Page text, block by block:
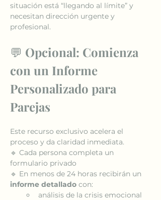
situación está “llegando al límite” y
necesitan dirección urgente y
profesional.
💬 Opcional: Comienza
con un Informe
Personalizado para
Parejas
Este recurso exclusivo acelera el
proceso y da claridad inmediata.
🔹 Cada persona completa un
formulario privado
🔹 En menos de 24 horas recibirán un
informe detallado con:
análisis de la crisis emocional